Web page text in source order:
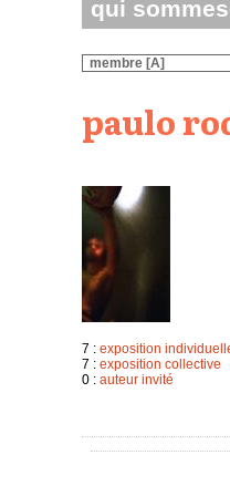
qui
membre [A]
paulo
7 :exposition
7 :exposition collective
0 :auteur invité